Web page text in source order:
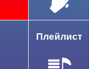
Плейлист